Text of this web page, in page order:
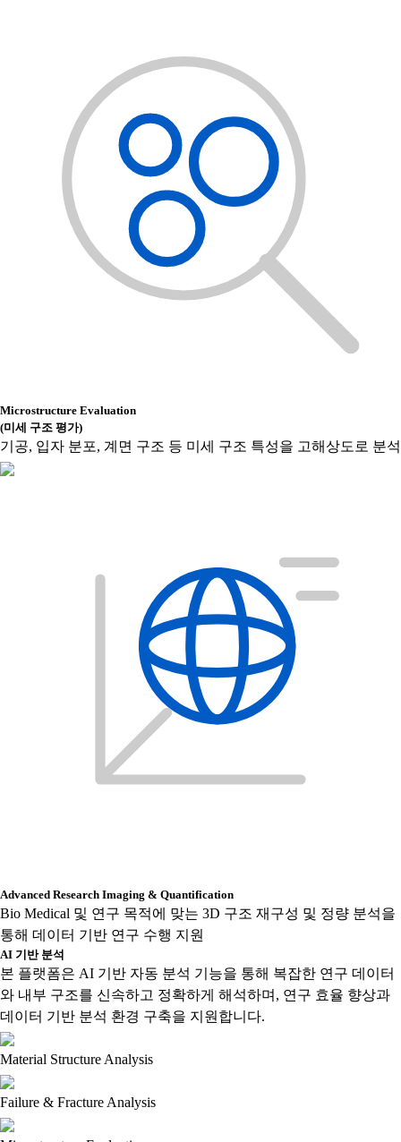
Microstructure Evaluation
(미세 구조 평가)
기공, 입자 분포, 계면 구조 등 미세 구조 특성을 고해상도로 분석
Advanced Research Imaging & Quantification
Bio Medical 및 연구 목적에 맞는 3D 구조 재구성 및 정량 분석을
통해 데이터 기반 연구 수행 지원
AI 기반 분석
본 플랫폼은 AI 기반 자동 분석 기능을 통해 복잡한 연구 데이터
와 내부 구조를 신속하고 정확하게 해석하며, 연구 효율 향상과
데이터 기반 분석 환경 구축을 지원합니다.
Material Structure Analysis
Failure & Fracture Analysis